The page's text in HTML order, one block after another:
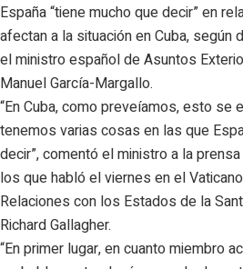
España “tiene mucho que decir” en
afectan a la situación en Cuba, según
el ministro español de Asuntos
Manuel García-Margallo.
“En Cuba, como preveíamos, esto se
tenemos varias cosas en las que
decir”, comentó el ministro a la
los que habló el viernes en el
Relaciones con los Estados de la
Richard Gallagher.
“En primer lugar, en cuanto miembro